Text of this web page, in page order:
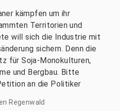
kämpfen um ihr
Territorien und
will sich die Industrie mit
sichern. Denn die
für Soja-Monokulturen,
und Bergbau. Bitte
an die Politiker
Regenwald